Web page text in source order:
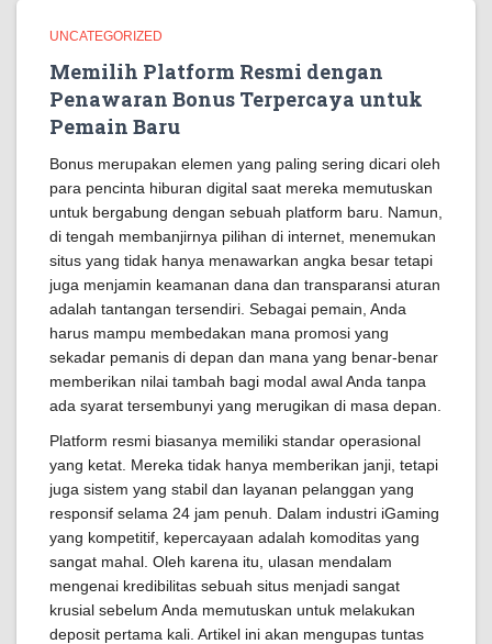
UNCATEGORIZED
Memilih Platform Resmi dengan
Penawaran Bonus Terpercaya untuk
Pemain Baru
Bonus merupakan elemen yang paling sering dicari oleh
para pencinta hiburan digital saat mereka memutuskan
untuk bergabung dengan sebuah platform baru. Namun,
di tengah membanjirnya pilihan di internet, menemukan
situs yang tidak hanya menawarkan angka besar tetapi
juga menjamin keamanan dana dan transparansi aturan
adalah tantangan tersendiri. Sebagai pemain, Anda
harus mampu membedakan mana promosi yang
sekadar pemanis di depan dan mana yang benar-benar
memberikan nilai tambah bagi modal awal Anda tanpa
ada syarat tersembunyi yang merugikan di masa depan.
Platform resmi biasanya memiliki standar operasional
yang ketat. Mereka tidak hanya memberikan janji, tetapi
juga sistem yang stabil dan layanan pelanggan yang
responsif selama 24 jam penuh. Dalam industri iGaming
yang kompetitif, kepercayaan adalah komoditas yang
sangat mahal. Oleh karena itu, ulasan mendalam
mengenai kredibilitas sebuah situs menjadi sangat
krusial sebelum Anda memutuskan untuk melakukan
deposit pertama kali. Artikel ini akan mengupas tuntas